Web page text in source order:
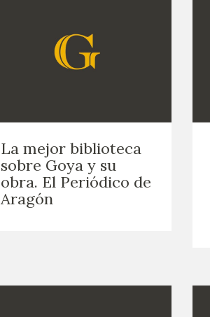
La mejor biblioteca
sobre Goya y su
obra. El Periódico de
Aragón